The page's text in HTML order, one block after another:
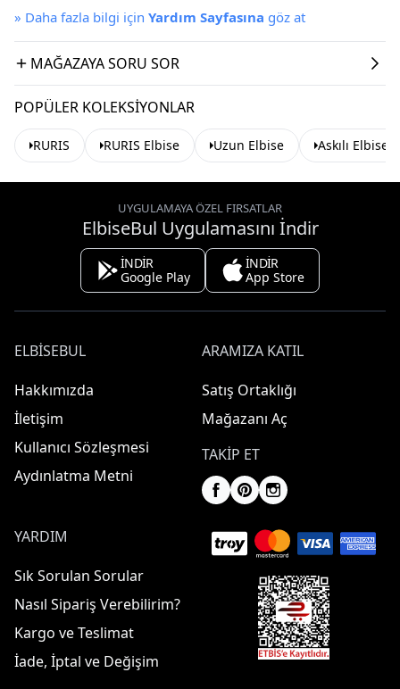
» Daha fazla bilgi için Yardım Sayfasına göz at
MAĞAZAYA SORU SOR
POPÜLER KOLEKSIYONLAR
RURIS RURIS Elbise Uzun Elbise Askılı Elbise
UYGULAMAYA ÖZEL FIRSATLAR
ElbiseBul Uygulamasını İndir
İNDİR
Google Play
İNDİR
App Store
ELBISEBUL
Hakkımızda
İletişim
Kullanıcı Sözleşmesi
Aydınlatma Metni
ARAMIZA KATIL
Satış Ortaklığı
Mağazanı Aç
TAKIP ET
YARDIM
Sık Sorulan Sorular
Nasıl Sipariş Verebilirim?
Kargo ve Teslimat
İade, İptal ve Değişim